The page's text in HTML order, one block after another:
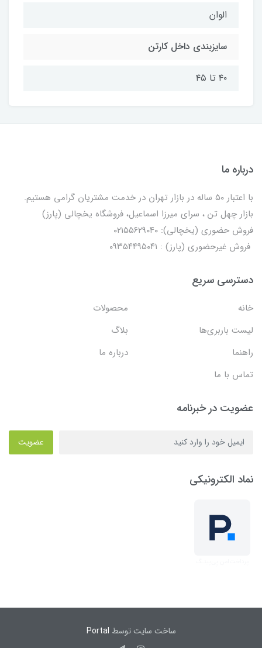
الوان
سایزبندی داخل کارتن
۴۰ تا ۴۵
درباره ما
با اعتبار ۵۰ ساله در بازار تهران در خدمت مشتریان گرامی هستیم.
بازار چهل تن ، سرای میرزا اسماعیل، فروشگاه یخچالی‌ (پارز)
فروش حضوری (یخچالی): ۰۲۱۵۵۶۲۹۰۴۰
فروش غیرحضوری (پارز) : ۰۹۳۵۴۴۹۵۰۴۱
دسترسی سریع
خانه
محصولات
لیست باربری‌ها
بلاگ
راهنما
درباره ما
تماس با ما
عضویت در خبرنامه
عضویت
نماد الکترونیکی
ساخت سایت توسط Portal